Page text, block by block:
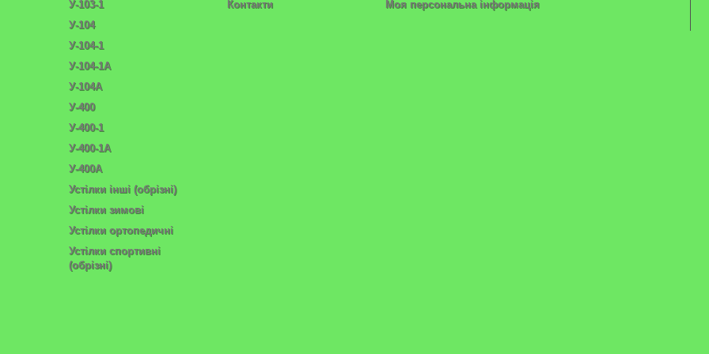
У-103-1
У-104
У-104-1
У-104-1А
У-104А
У-400
У-400-1
У-400-1А
У-400А
Устілки інші (обрізні)
Устілки зимові
Устілки ортопедичні
Устілки спортивні
(обрізні)
Контакти
Моя персональна інформація